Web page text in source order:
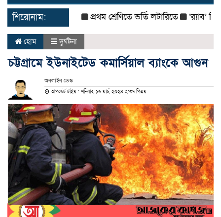
শিরোনাম: প্রথম শ্রেণিতে ভর্তি লটারিতে ‘র‌্যাব’
হোম দুর্ঘটনা
চট্টগ্রামে ইউনাইটেড কমার্সিয়াল ব্যাংকে আগুন
অনলাইন ডেস্ক
আপডেট টাইম : শনিবার, ১৬ মার্চ, ২০২৪ ২:৩৭ পিএম